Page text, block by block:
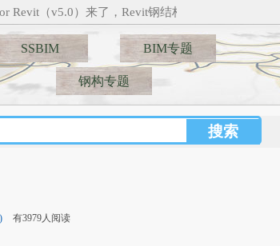
（v5.0）来了，Revit钢结构建模新纪元___🚋🚋🚋🚋
SSBIM BIM专题
钢构专题
有3979人阅读